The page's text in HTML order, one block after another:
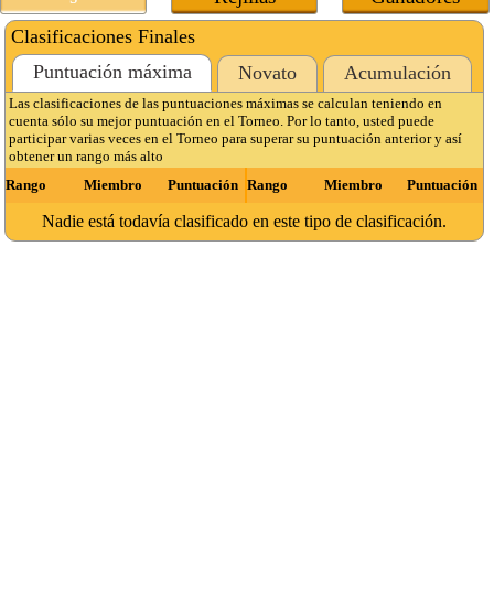
Clasificaciones Finales
Puntuación máxima
Novato Acumulación
Las clasificaciones de las puntuaciones máximas se calculan teniendo en
cuenta sólo su mejor puntuación en el Torneo. Por lo tanto, usted puede
participar varias veces en el Torneo para superar su puntuación anterior y así
obtener un rango más alto
Rango
Miembro Puntuación Rango Miembro Puntuación
Nadie está todavía clasificado en este tipo de clasificación.